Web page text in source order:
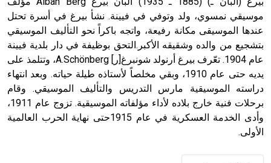
موسيقي نمسوي، ولد وتوفي في فيينة. نشأ بيرغ في أسرة تحتل
عندها الموسيقى مكانة رفيعة، واتجه باكراً نحو التأليف الموسيقي
بتشجيع من والده وشقيقه الأكبر.التحق بوظيفة في دار بلدية فيينة
عام 1904. تعّرف بيرغ أرنولد شونبرغ[ر] A.Schönberg، وتتلمذ على
يديه حتى عام 1910، وبقي مخلصاً لأستاذه طيلة حياته. وبعد انتهاء
دراسته الموسيقية مارس التدريس والتأليف الموسيقي. وقام
برحلات فنية خارج بلاده لأداء مؤلفاته الموسيقية. تزوج عام 1911،
وأدى الخدمة العسكرية في عام 1915حتى نهاية الحرب العالمية
الأولى.